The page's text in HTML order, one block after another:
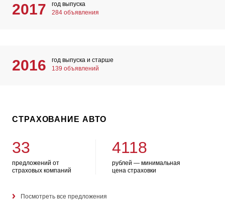
2017
год выпуска
284 объявления
2016
год выпуска и старше
139 объявлений
СТРАХОВАНИЕ АВТО
33
предложений от
страховых компаний
4118
рублей — минимальная
цена страховки
Посмотреть все предложения